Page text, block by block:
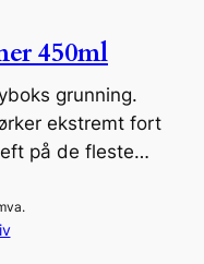
450ml
grunning.
ekstremt fort
på de fleste…